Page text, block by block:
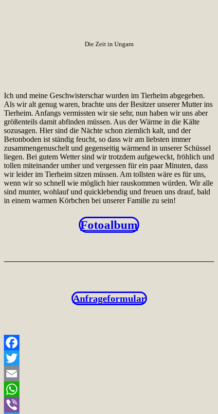
Die Zeit in Ungarn
Ich und meine Geschwisterschar wurden im Tierheim abgegeben.
Als wir alt genug waren, brachte uns der Besitzer unserer Mutter ins
Tierheim. Anfangs vermissten wir sie sehr, nun haben wir uns aber
größenteils damit abfinden müssen. Aus der Wärme in die Kälte
sozusagen. Hier sind die Nächte schon ziemlich kalt, und der
Betonboden ist ständig feucht, so dass wir am liebsten immer
zusammengenuschelt und gegenseitig wärmend in unserer Schüssel
liegen. Bei gutem Wetter sind wir trotzdem aufgeweckt, fröhlich und
tollen miteinander umher und vergessen für ein paar Minuten, dass
wir leider im Tierheim sitzen müssen. Am tollsten wäre es für uns,
wenn wir so schnell wie möglich hier rauskommen würden. Wir alle
sind munter, wohlauf und quicklebendig und freuen uns drauf, bald
in einem warmen Körbchen bei unserer Familie zu sein!
Fotoalbum
Anfrageformular
Facebook
Twitter
Email
WhatsApp